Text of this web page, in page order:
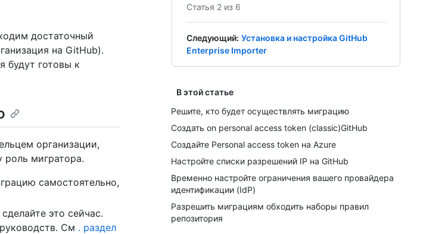
Статья 2 из 6
Следующий: Установка и настройка GitHub
Enterprise Importer
В этой статье
Решите, кто будет осуществлять миграцию
Создать on personal access token (classic)GitHub
Создайте Personal access token на Azure
Настройте списки разрешений IP на GitHub
Временно настройте ограничения вашего провайдера
идентификации (IdP)
Разрешить миграциям обходить наборы правил
репозитория
достаточный
на GitHub).
будут готовы к
организации,
роль мигратора.
самостоятельно,
это сейчас.
См . раздел